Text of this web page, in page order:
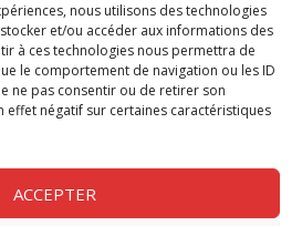
nous utilisons des technologies
et/ou accéder aux informations des
à ces technologies nous permettra de
le comportement de navigation ou les ID
ne pas consentir ou de retirer son
effet négatif sur certaines caractéristiques
ACCEPTER
visuel